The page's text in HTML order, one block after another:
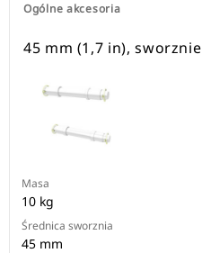
Ogólne akcesoria
45 mm (1,7 in), sworznie
Masa
10 kg
Średnica sworznia
45 mm